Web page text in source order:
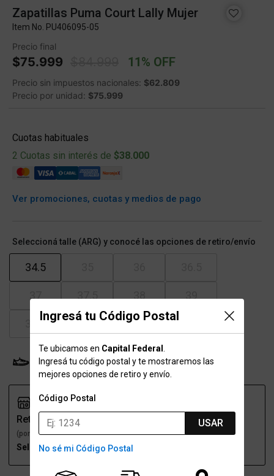
Ingresá tu Código Postal
Te ubicamos en Capital Federal
Ingresá tu código postal y te mostraremos las
mejores opciones de retiro y envío.
Código Postal
USAR
No sé mi Código Postal
Zapatillas Puma Court Lally Mujer
Item No. PU406095-05
Precio final
$75.999 Price reduced from
11% OFF
Precio sin impuestos nacionales: $62.809
Precio por unidad: $75.999
Cuotas habituales
2 Cuotas sin interés de $38.000
Ver promociones, cuotas y medios de pago
Seleccioná talle (ARG) y conocé las opciones de retiro/envío
34.5
39.5 40 41
Probador Virtual Tabla de talles
Retiro
(por una sucursal)
Seleccioná talle
(a domicilio)